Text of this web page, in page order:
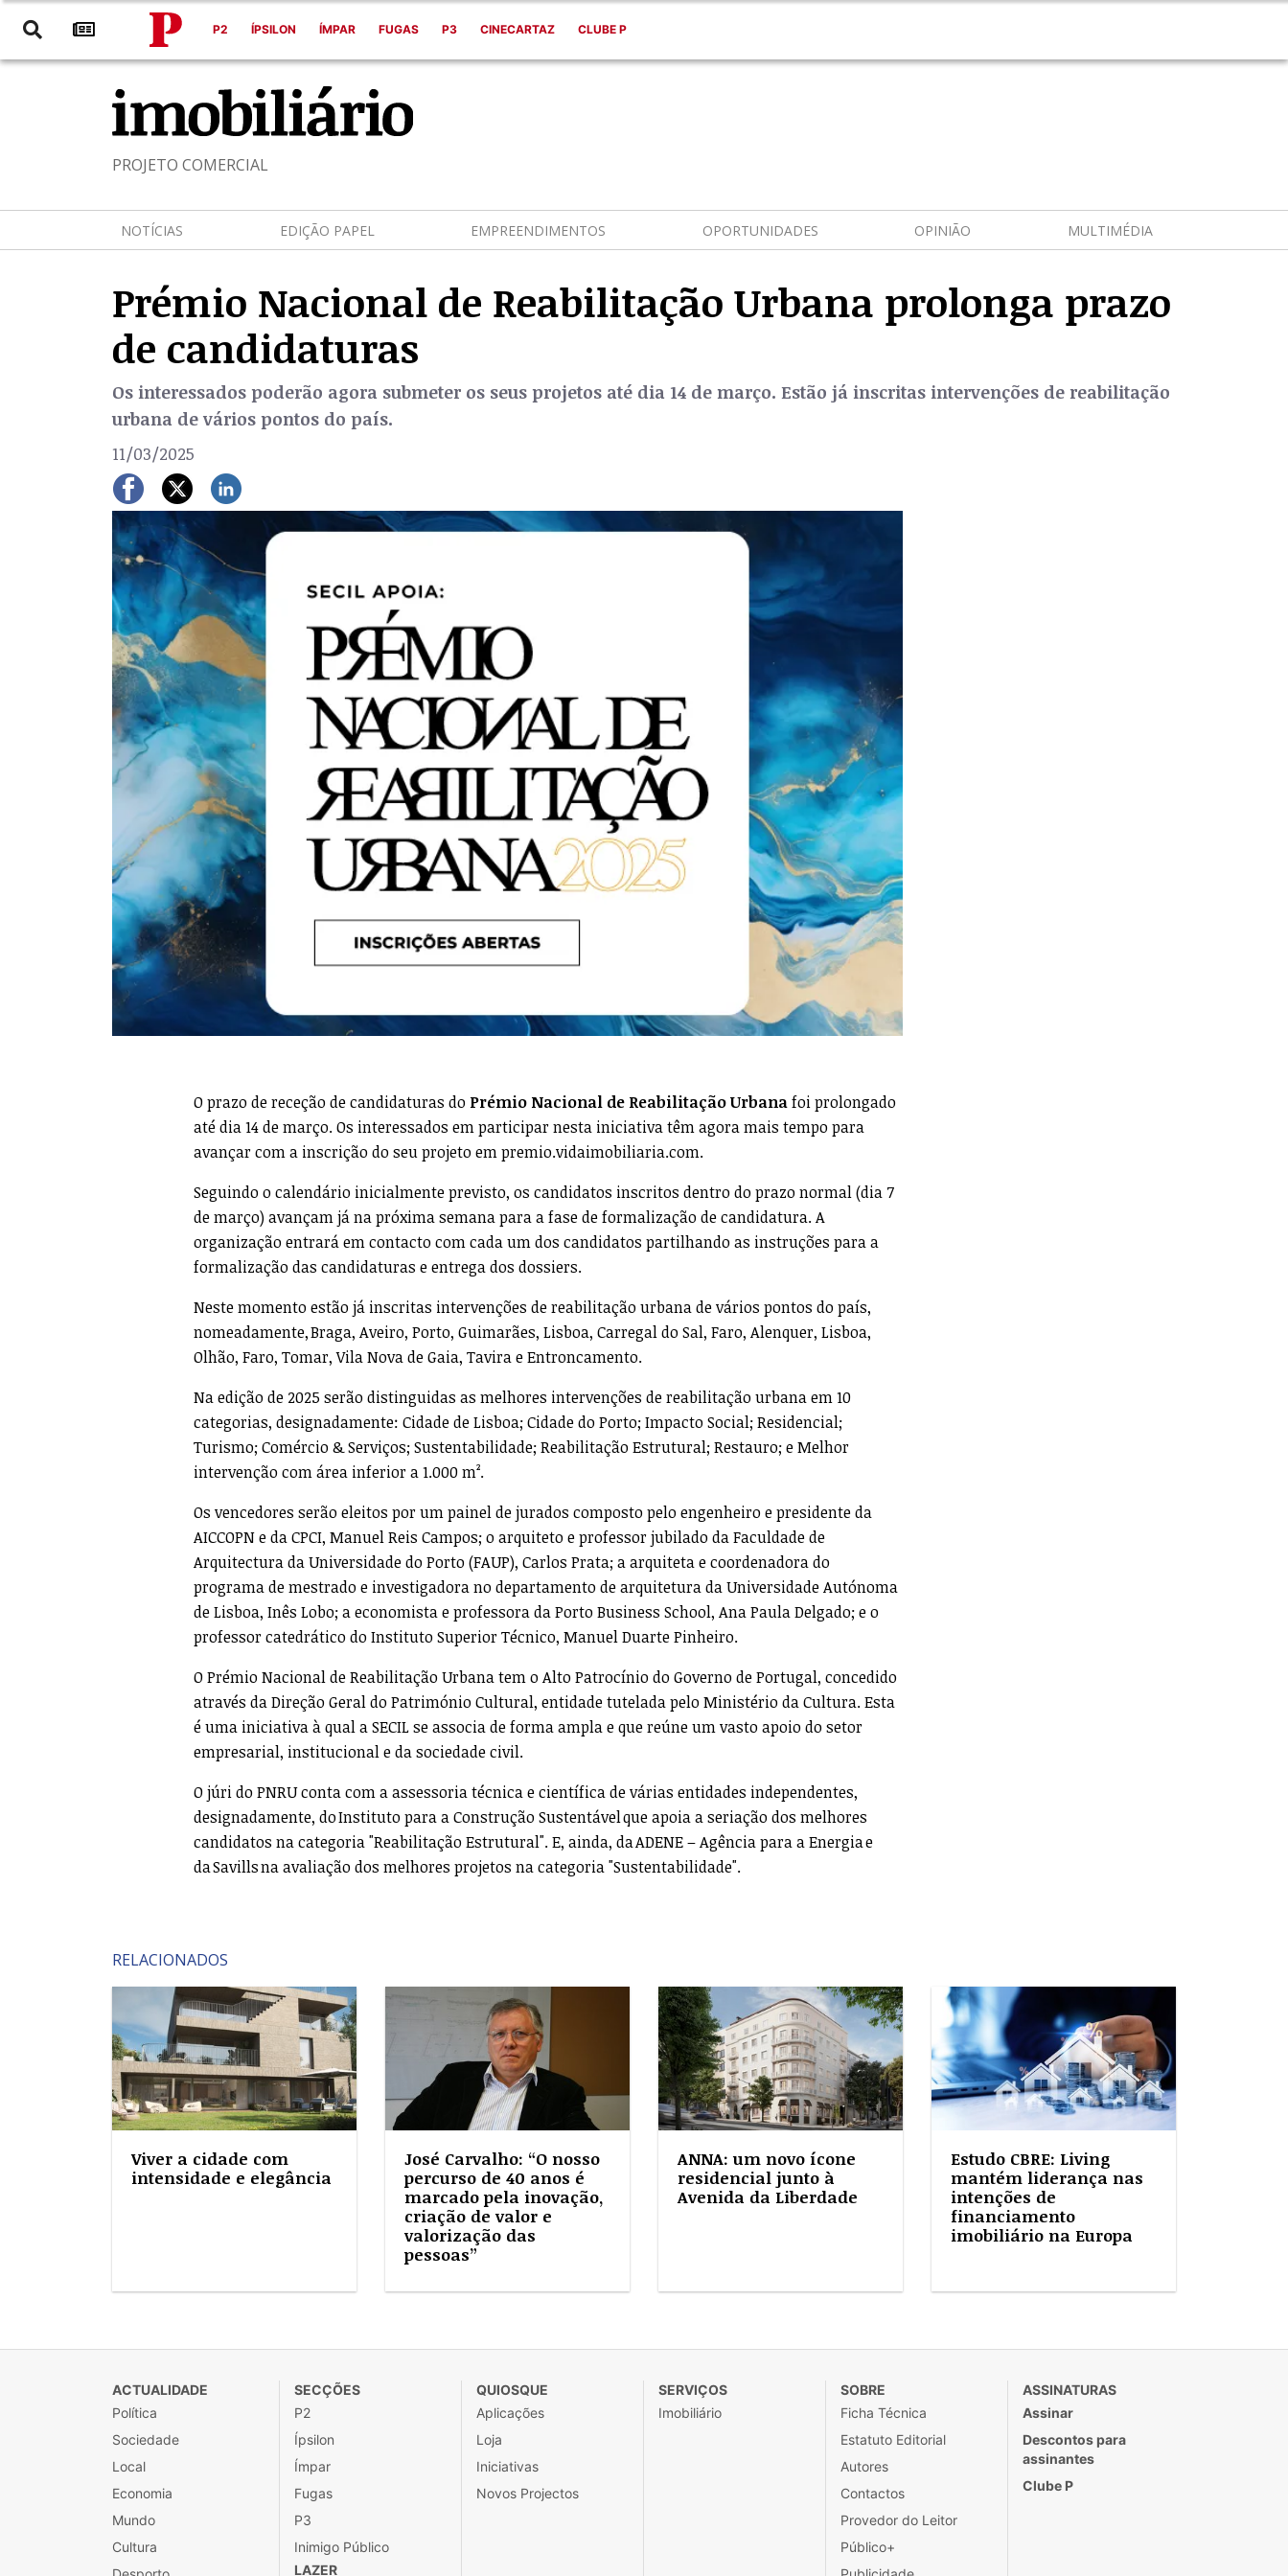
P2 ÍPSILON ÍMPAR FUGAS P3 CINECARTAZ CLUBE P
PROJETO COMERCIAL
NOTÍCIAS EDIÇÃO PAPEL EMPREENDIMENTOS OPORTUNIDADES OPINIÃO MULTIMÉDIA
Prémio Nacional de Reabilitação Urbana prolonga prazo
de candidaturas
Os interessados poderão agora submeter os seus projetos até dia 14 de março. Estão já inscritas intervenções de reabilitação
urbana de vários pontos do país.
11/03/2025
O prazo de receção de candidaturas do Prémio Nacional de Reabilitação Urbanafoi prolongado
até dia 14 de março. Os interessados em participar nesta iniciativa têm agora mais tempo para
avançar com a inscrição do seu projeto em premio.vidaimobiliaria.com.
Seguindo o calendário inicialmente previsto, os candidatos inscritos dentro do prazo normal (dia 7
de março) avançam já na próxima semana para a fase de formalização de candidatura. A
organização entrará em contacto com cada um dos candidatos partilhando as instruções para a
formalização das candidaturas e entrega dos dossiers.
Neste momento estão já inscritas intervenções de reabilitação urbana de vários pontos do país,
nomeadamente, Braga, Aveiro, Porto, Guimarães, Lisboa, Carregal do Sal, Faro, Alenquer, Lisboa,
Olhão, Faro, Tomar, Vila Nova de Gaia, Tavira e Entroncamento.
Na edição de 2025 serão distinguidas as melhores intervenções de reabilitação urbana em 10
categorias, designadamente: Cidade de Lisboa; Cidade do Porto; Impacto Social; Residencial;
Turismo; Comércio & Serviços; Sustentabilidade; Reabilitação Estrutural; Restauro; e Melhor
intervenção com área inferior a 1.000 m².
Os vencedores serão eleitos por um painel de jurados composto pelo engenheiro e presidente da
AICCOPN e da CPCI, Manuel Reis Campos; o arquiteto e professor jubilado da Faculdade de
Arquitectura da Universidade do Porto (FAUP), Carlos Prata; a arquiteta e coordenadora do
programa de mestrado e investigadora no departamento de arquitetura da Universidade Autónoma
de Lisboa, Inês Lobo; a economista e professora da Porto Business School, Ana Paula Delgado; e o
professor catedrático do Instituto Superior Técnico, Manuel Duarte Pinheiro.
O Prémio Nacional de Reabilitação Urbana tem o Alto Patrocínio do Governo de Portugal, concedido
através da Direção Geral do Património Cultural, entidade tutelada pelo Ministério da Cultura. Esta
é uma iniciativa à qual a SECIL se associa de forma ampla e que reúne um vasto apoio do setor
empresarial, institucional e da sociedade civil.
O júri do PNRU conta com a assessoria técnica e científica de várias entidades independentes,
designadamente, do Instituto para a Construção Sustentável que apoia a seriação dos melhores
candidatos na categoria "Reabilitação Estrutural". E, ainda, da ADENE – Agência para a Energia e
da Savills na avaliação dos melhores projetos na categoria "Sustentabilidade".
RELACIONADOS
Viver a cidade com
intensidade e elegância
José Carvalho: “O nosso
percurso de 40 anos é
marcado pela inovação,
criação de valor e
valorização das
pessoas”
ANNA: um novo ícone
residencial junto à
Avenida da Liberdade
Estudo CBRE: Living
mantém liderança nas
intenções de
financiamento
imobiliário na Europa
ACTUALIDADE
Política
Sociedade
Local
Economia
Mundo
Cultura
SECÇÕES
P2
Ípsilon
Ímpar
Fugas
P3
Inimigo Público
LAZER
QUIOSQUE
Aplicações
Loja
Iniciativas
Novos Projectos
SERVIÇOS
Imobiliário
SOBRE
Ficha Técnica
Estatuto Editorial
Autores
Contactos
Provedor do Leitor
Público+
ASSINATURAS
Assinar
Descontos para
assinantes
Clube P